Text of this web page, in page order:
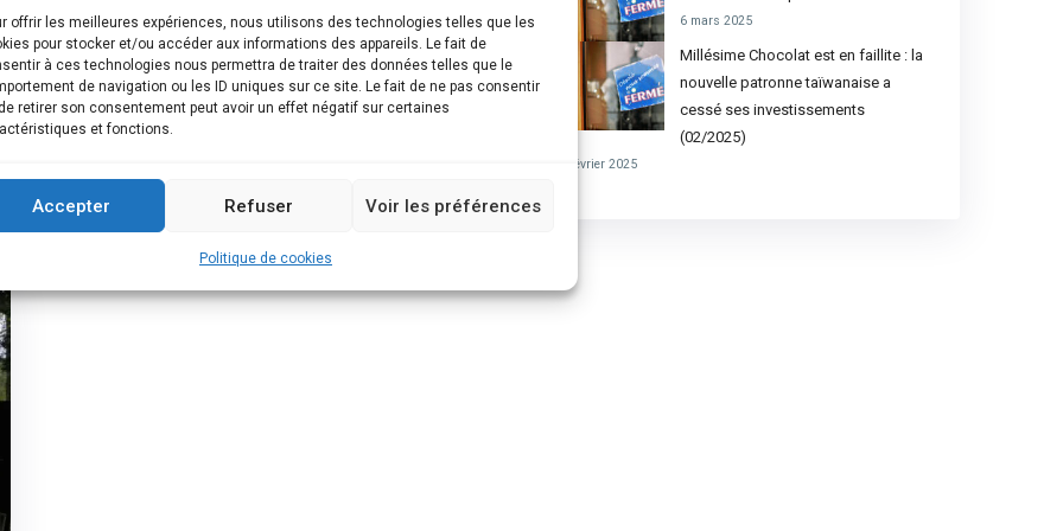
offrir les meilleures expériences, nous utilisons des technologies telles que les
pour stocker et/ou accéder aux informations des appareils. Le fait de
à ces technologies nous permettra de traiter des données telles que le
de navigation ou les ID uniques sur ce site. Le fait de ne pas consentir
retirer son consentement peut avoir un effet négatif sur certaines
et fonctions.
Accepter Refuser Voir les préférences
Politique de cookies
6 mars 2025
Millésime Chocolat est en faillite : la
nouvelle patronne taïwanaise a
cessé ses investissements
(02/2025)
27 février 2025